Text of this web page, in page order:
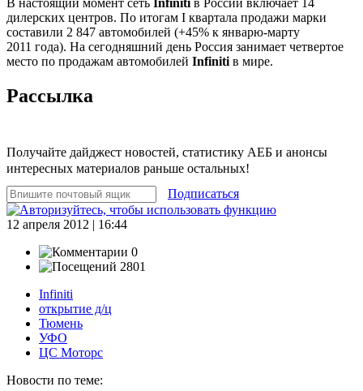
дилерских центров. По итогам I квартала продажи марки
составили 2 847 автомобилей (+45% к январю-марту
2011 года). На сегодняшний день Россия занимает четвертое
место по продажам автомобилей Infiniti в мире.
Рассылка
Получайте дайджест новостей, статистику АЕБ и анонсы
интересных материалов раньше остальных!
Подписаться
12 апреля 2012 | 16:44
0
2801
Infiniti
открытие д/ц
Тюмень
УФО
ЦС Моторс
Новости по теме: